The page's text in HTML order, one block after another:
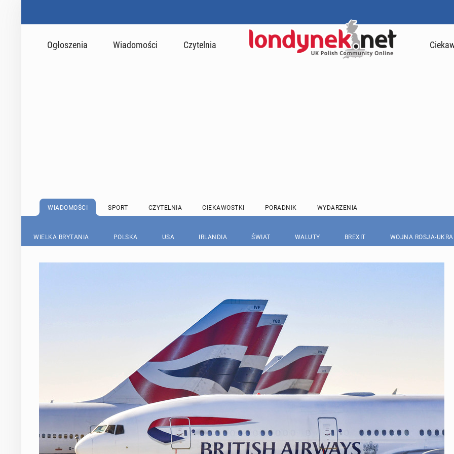
Ogłoszenia Wiadomości Czytelnia
WIADOMOŚCI SPORT CZYTELNIA CIEKAWOSTKI PORADNIK WYDARZENIA
WIELKA BRYTANIA POLSKA USA IRLANDIA ŚWIAT WALUTY BREXIT WOJNA ROSJA-